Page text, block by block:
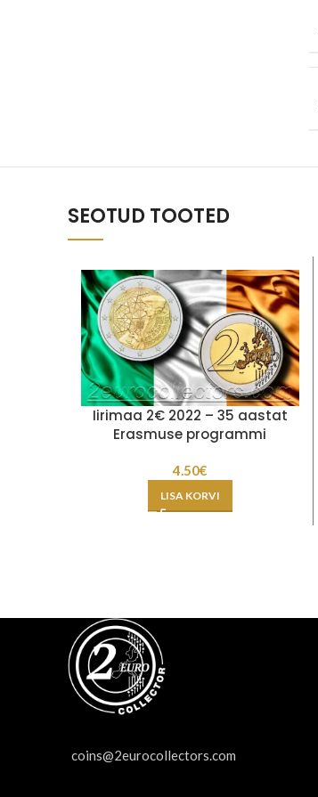
SEOTUD TOOTED
Iirimaa 2€ 2022 – 35 aastat
Erasmuse programmi
4.50€
LISA KORVI
coins@2eurocollectors.com